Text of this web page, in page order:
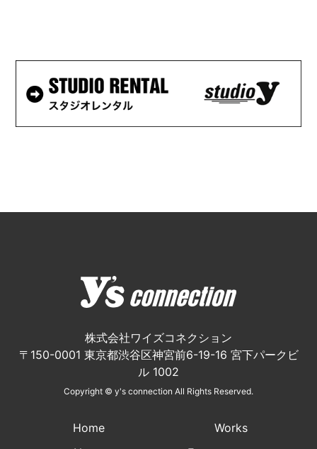
株式会社ワイズコネクション
〒150-0001 東京都渋谷区神宮前6-19-16 宮下パークビ
ル 1002
Copyright © y's connection All Rights Reserved.
Home
Works